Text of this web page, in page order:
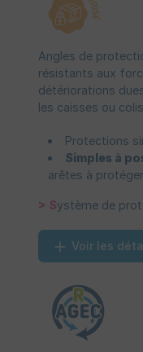
Angles de
résistants aux
détériorations
les caisses ou
Protections
Simples à
arêtes à
> Système de
Voir les